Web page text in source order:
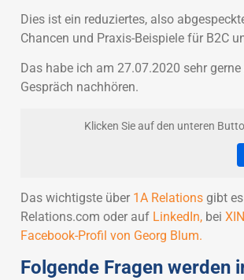
Dies ist ein reduziertes, also
Chancen und Praxis-Beispiele für B2C
Das habe ich am 27.07.2020 sehr
Gespräch nachhören.
Klicken Sie auf den unteren
Das wichtigste über 1A Relationsgibt es
Relations.com oder auf LinkedIn,bei
Facebook-Profil von Georg Blum.
Folgende Fragen werden